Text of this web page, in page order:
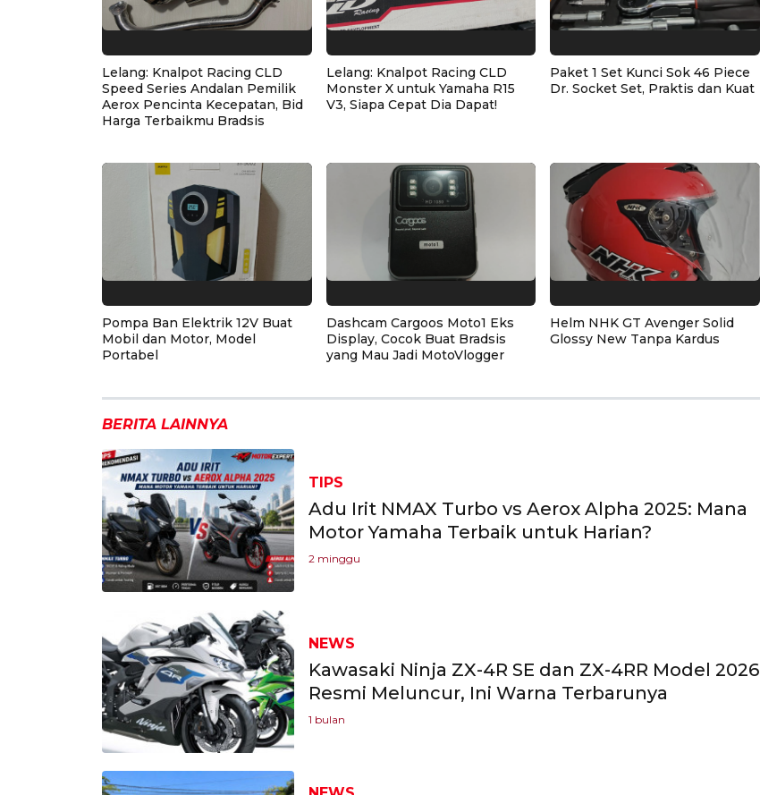
Lelang: Knalpot Racing CLD
Speed Series Andalan Pemilik
Aerox Pencinta Kecepatan, Bid
Harga Terbaikmu Bradsis
Lelang: Knalpot Racing CLD
Monster X untuk Yamaha R15
V3, Siapa Cepat Dia Dapat!
Paket 1 Set Kunci Sok 46 Piece
Dr. Socket Set, Praktis dan Kuat
Pompa Ban Elektrik 12V Buat
Mobil dan Motor, Model
Portabel
Dashcam Cargoos Moto1 Eks
Display, Cocok Buat Bradsis
yang Mau Jadi MotoVlogger
Helm NHK GT Avenger Solid
Glossy New Tanpa Kardus
BERITA LAINNYA
TIPS
Adu Irit NMAX Turbo vs Aerox Alpha 2025: Mana
Motor Yamaha Terbaik untuk Harian?
2 minggu
NEWS
Kawasaki Ninja ZX-4R SE dan ZX-4RR Model 2026
Resmi Meluncur, Ini Warna Terbarunya
1 bulan